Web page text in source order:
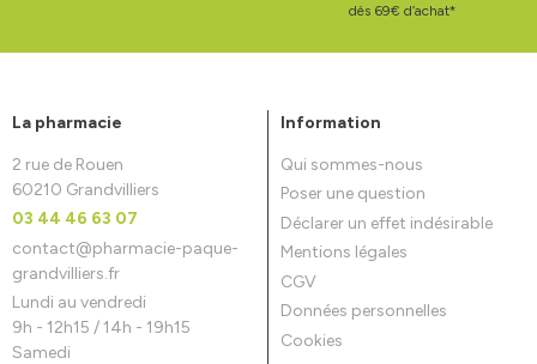
dès 69€ d’achat*
La pharmacie
2 rue de Rouen
60210 Grandvilliers
03 44 46 63 07
contact@pharmacie-paque-
grandvilliers.fr
Lundi au vendredi
9h - 12h15 / 14h - 19h15
Samedi
Information
Qui sommes-nous
Poser une question
Déclarer un effet indésirable
Mentions légales
CGV
Données personnelles
Cookies